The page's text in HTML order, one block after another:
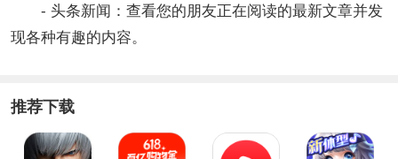
- 头条新闻：查看您的朋友正在阅读的最新文章并发
现各种有趣的内容。
推荐下载